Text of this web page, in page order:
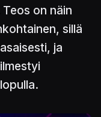
on näin
sillä
ja